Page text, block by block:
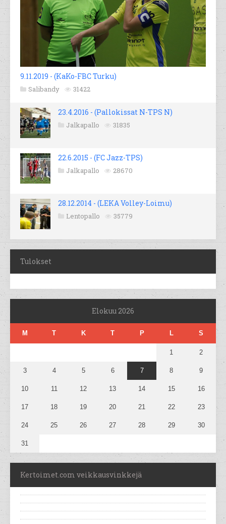
9.11.2019 - (KaKo-FBC Turku)
Salibandy 31422
23.4.2016 - (Pallokissat N-TPS N)
Jalkapallo 31835
22.6.2015 - (FC Jazz-TPS)
Jalkapallo 28670
28.12.2014 - (LEKA Volley-Loimu)
Lentopallo 35779
Tulokset
Elokuu 2026
M T K T P L S
1 2
3 4 5 6 7 8 9
10 11 12 13 14 15 16
17 18 19 20 21 22 23
24 25 26 27 28 29 30
31
Kertoimet.com veikkausvinkkejä